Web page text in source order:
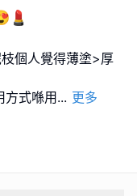
個人覺得薄塗>厚
式喺用 ... 更多